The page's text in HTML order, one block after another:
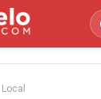
Local